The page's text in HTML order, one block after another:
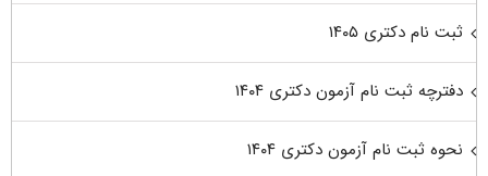
ثبت نام دکتری ۱۴۰۵
دفترچه ثبت نام آزمون دکتری ۱۴۰۴
نحوه ثبت نام آزمون دکتری ۱۴۰۴